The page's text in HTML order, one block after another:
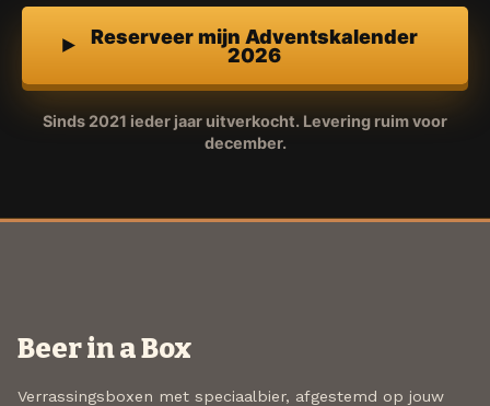
Reserveer mijn Adventskalender
2026
Sinds 2021 ieder jaar uitverkocht. Levering ruim voor
december.
Beer in a Box
Verrassingsboxen met speciaalbier, afgestemd op jouw